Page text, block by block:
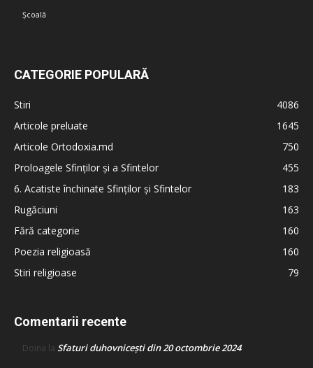
Școală
CATEGORIE POPULARĂ
Stiri
4086
Articole preluate
1645
Articole Ortodoxia.md
750
Proloagele Sfinților și a Sfintelor
455
6. Acatiste închinate Sfinților și Sfintelor
183
Rugăciuni
163
Fără categorie
160
Poezia religioasă
160
Stiri religioase
79
Comentarii recente
Doina la Sfaturi duhovnicești din 20 octombrie 2024